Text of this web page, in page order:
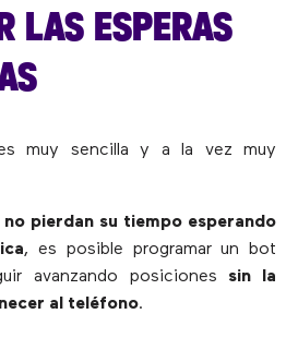
LAS ESPERAS
muy sencilla y a la vez muy
no pierdan su tiempo esperando
, es posible programar un bot
avanzando posiciones sin la
al teléfono.